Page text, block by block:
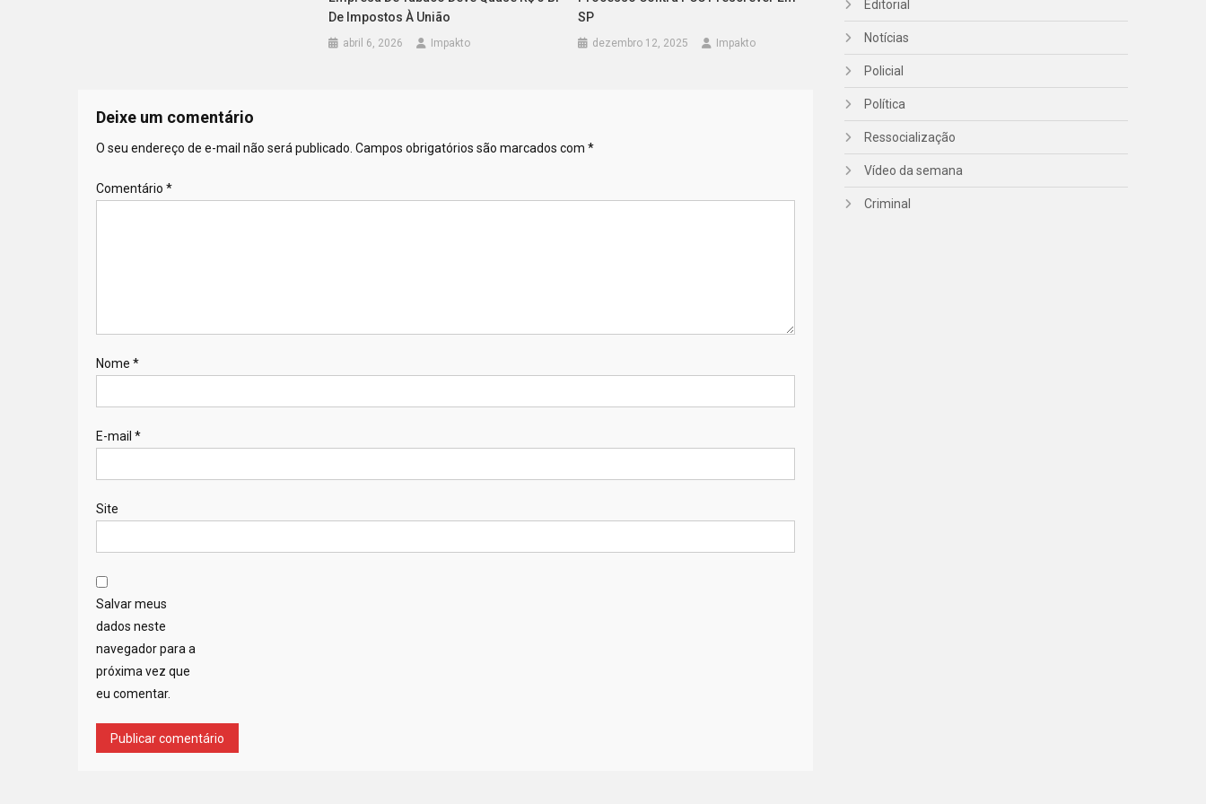
De Impostos À União
abril 6, 2026 Impakto
SP
dezembro 12, 2025 Impakto
Deixe um comentário
O seu endereço de e-mail não será publicado. Campos obrigatórios são marcados com *
Comentário *
Nome *
E-mail *
Site
Salvar meus
dados neste
navegador para a
próxima vez que
eu comentar.
Editorial
Notícias
Policial
Política
Ressocialização
Vídeo da semana
Criminal